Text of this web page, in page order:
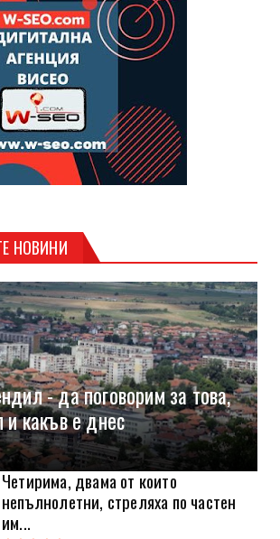
НОВИНИ
- да поговорим за това,
и какъв е днес
Четирима, двама от които
непълнолетни, стреляха по частен
им...